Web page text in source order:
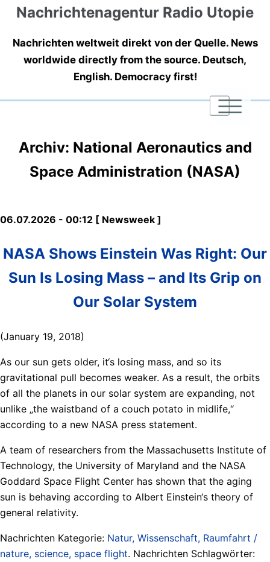
Nachrichtenagentur Radio Utopie
Nachrichten weltweit direkt von der Quelle. News
worldwide directly from the source. Deutsch,
English. Democracy first!
|
|
|
Archiv: National Aeronautics and
Space Administration (NASA)
06.07.2026 - 00:12 [ Newsweek ]
NASA Shows Einstein Was Right: Our
Sun Is Losing Mass – and Its Grip on
Our Solar System
(January 19, 2018)
As our sun gets older, it‘s losing mass, and so its
gravitational pull becomes weaker. As a result, the orbits
of all the planets in our solar system are expanding, not
unlike „the waistband of a couch potato in midlife,“
according to a new NASA press statement.
A team of researchers from the Massachusetts Institute of
Technology, the University of Maryland and the NASA
Goddard Space Flight Center has shown that the aging
sun is behaving according to Albert Einstein‘s theory of
general relativity.
Nachrichten Kategorie: Natur, Wissenschaft, Raumfahrt /
nature, science, space flight. Nachrichten Schlagwörter: